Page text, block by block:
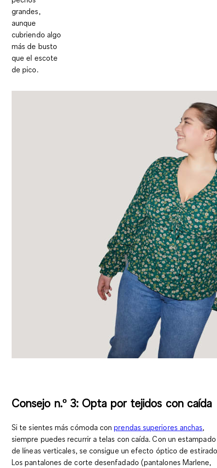
grandes,
aunque
cubriendo algo
más de busto
que el escote
de pico.
Consejo n.º 3: Opta por tejidos con caída
Si te sientes más cómoda conprendas superiores anchas,
siempre puedes recurrir a telas con caída. Con un estampado
de líneas verticales, se consigue un efecto óptico de
Lospantalones de corte desenfadado (pantalones Marlene,